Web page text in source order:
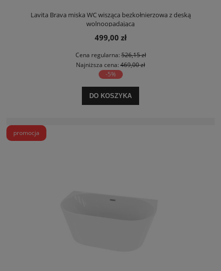
Lavita Brava miska WC wisząca bezkołnierzowa z deską
wolnoopadającą
499,00 zł
Cena regularna:526,15 zł
Najniższa cena: 469,00 zł
-5%
DO KOSZYKA
promocja